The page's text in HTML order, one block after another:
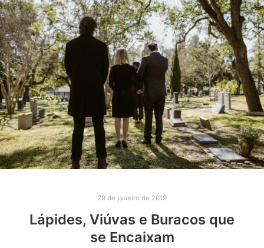
29 de janeiro de 2019
Lápides, Viúvas e Buracos que
se Encaixam